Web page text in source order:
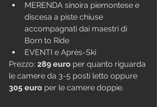
MERENDA sinoira piemontese e
discesa a piste chiuse
accompagnati dai maestri di
Born to Ride
EVENTI e Après-Ski
Prezzo: 289 euro per quanto riguarda
le camere da 3-5 posti letto oppure
305 euro per le camere doppie.